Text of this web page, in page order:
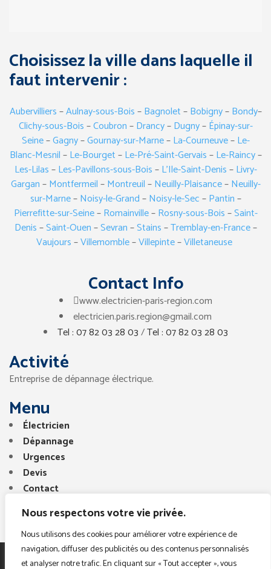
Nous respectons votre vie privée.
Nous utilisons des cookies pour améliorer votre expérience de
navigation, diffuser des publicités ou des contenus personnalisés
et analyser notre trafic. En cliquant sur « Tout accepter », vous
Choisissez la ville dans laquelle il
faut intervenir :
Aubervilliers–Aulnay-sous-Bois–Bagnolet–Bobigny–Bondy–
Clichy-sous-Bois–Coubron–Drancy–Dugny–Épinay-sur-
Seine–Gagny–Gournay-sur-Marne–La-Courneuve–Le-
Blanc-Mesnil–Le-Bourget–Le-Pré-Saint-Gervais–Le-Raincy–
Les-Lilas–Les-Pavillons-sous-Bois–L’Ile-Saint-Denis–Livry-
Gargan–Montfermeil–Montreuil–Neuilly-Plaisance–Neuilly-
sur-Marne–Noisy-le-Grand–Noisy-le-Sec–Pantin–
Pierrefitte-sur-Seine–Romainville–Rosny-sous-Bois–Saint-
Denis–Saint-Ouen–Sevran–Stains–Tremblay-en-France–
Vaujours–Villemomble–Villepinte–Villetaneuse
Contact Info
www.electricien-paris-region.com
electricien.paris.region@gmail.com
Tel : 07 82 03 28 03/Tel : 07 82 03 28 03
Activité
Entreprise de dépannage électrique.
Menu
Électricien
Dépannage
Urgences
Devis
Contact
Copyright © 2025. Tous droits réservés. Electricien